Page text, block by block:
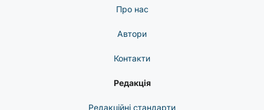
Про нас
Автори
Контакти
Редакція
Редакційні стандарти